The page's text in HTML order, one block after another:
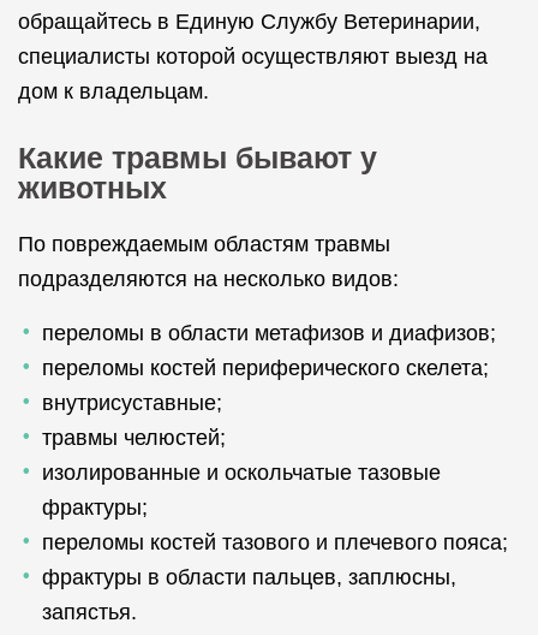
обращайтесь в Единую Службу Ветеринарии,
специалисты которой осуществляют выезд на
дом к владельцам.
Какие травмы бывают у
животных
По повреждаемым областям травмы
подразделяются на несколько видов:
переломы в области метафизов и диафизов;
переломы костей периферического скелета;
внутрисуставные;
травмы челюстей;
изолированные и оскольчатые тазовые
фрактуры;
переломы костей тазового и плечевого пояса;
фрактуры в области пальцев, заплюсны,
запястья.